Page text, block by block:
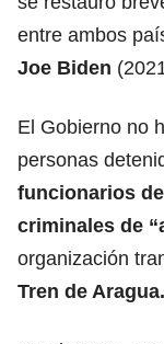
entre ambos
Joe Biden
El Gobierno no
personas
funcionarios
criminales de
organización
Tren de Aragua.